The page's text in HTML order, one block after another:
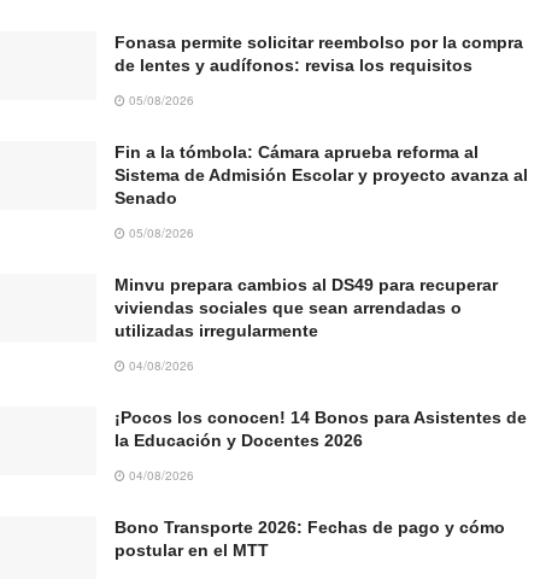
Fonasa permite solicitar reembolso por la compra
de lentes y audífonos: revisa los requisitos
05/08/2026
Fin a la tómbola: Cámara aprueba reforma al
Sistema de Admisión Escolar y proyecto avanza al
Senado
05/08/2026
Minvu prepara cambios al DS49 para recuperar
viviendas sociales que sean arrendadas o
utilizadas irregularmente
04/08/2026
¡Pocos los conocen! 14 Bonos para Asistentes de
la Educación y Docentes 2026
04/08/2026
Bono Transporte 2026: Fechas de pago y cómo
postular en el MTT